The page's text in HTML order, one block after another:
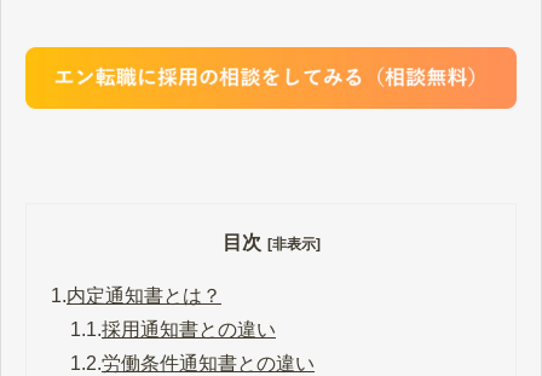
目次 [非表示]
1.内定通知書とは？
1.1.採用通知書との違い
1.2.労働条件通知書との違い